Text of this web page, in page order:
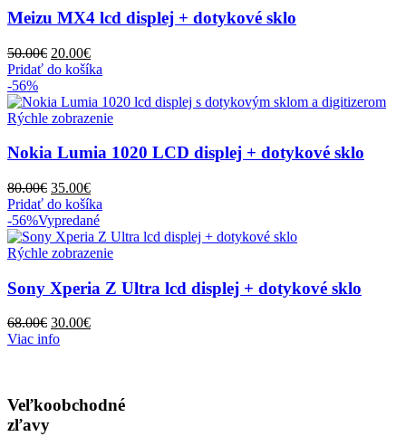
Meizu MX4 lcd displej + dotykové sklo
50.00€ Pôvodná
cena
50.00€.
20.00€Aktuálna
cena
20.00€.
Pridať do košíka
-56%
Rýchle zobrazenie
Nokia Lumia 1020 LCD displej + dotykové sklo
80.00€ Pôvodná
cena
bola:
80.00€.
35.00€Aktuálna
cena
je:
35.00€.
Pridať do košíka
-56%Vypredané
Rýchle zobrazenie
Sony Xperia Z Ultra lcd displej + dotykové sklo
68.00€ Pôvodná
cena
30.00€Aktuálna
Viac info
Veľkoobchodné
zľavy